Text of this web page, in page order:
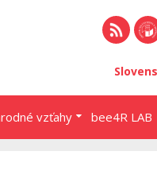
vzťahy bee4R LAB